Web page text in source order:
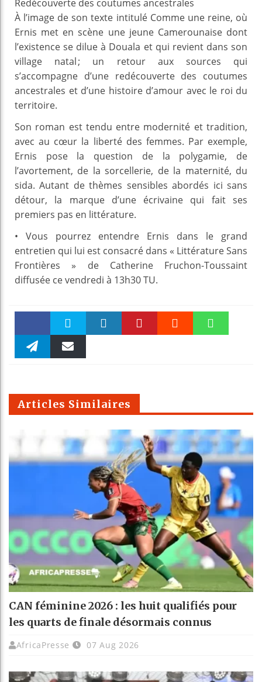
Redécouverte des coutumes ancestrales
À l’image de son texte intitulé Comme une reine, où
Ernis met en scène une jeune Camerounaise dont
l’existence se dilue à Douala et qui revient dans son
village natal ; un retour aux sources qui
s’accompagne d’une redécouverte des coutumes
ancestrales et d’une histoire d’amour avec le roi du
territoire.
Son roman est tendu entre modernité et tradition,
avec au cœur la liberté des femmes. Par exemple,
Ernis pose la question de la polygamie, de
l’avortement, de la sorcellerie, de la maternité, du
sida. Autant de thèmes sensibles abordés ici sans
détour, la marque d’une écrivaine qui fait ses
premiers pas en littérature.
• Vous pourrez entendre Ernis dans le grand
entretien qui lui est consacré dans « Littérature Sans
Frontières » de Catherine Fruchon-Toussaint
diffusée ce vendredi à 13h30 TU.
Faceboo Twitter
m
Articles Similaires
CAN féminine 2026 : les huit qualifiés pour
les quarts de finale désormais connus
AfricaPresse 07 Aug 2026